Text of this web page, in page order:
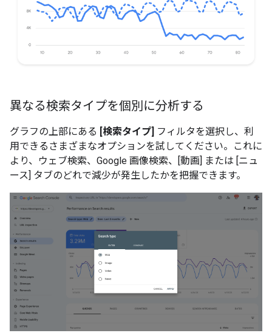
異なる検索タイプを個別に分析する
グラフの上部にある [検索タイプ] フィルタを選択し、利
用できるさまざまなオプションを試してください。これに
より、ウェブ検索、Google 画像検索、[動画] または [ニュ
ース] タブのどれで減少が発生したかを把握できます。